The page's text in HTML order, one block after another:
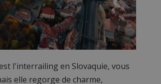
l'interrailing en Slovaquie, vous
elle regorge de charme,